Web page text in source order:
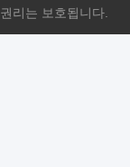
리는 보호됩니다.